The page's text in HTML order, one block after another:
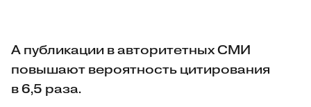
А публикации в авторитетных СМИ
повышают вероятность цитирования
в 6,5 раза.